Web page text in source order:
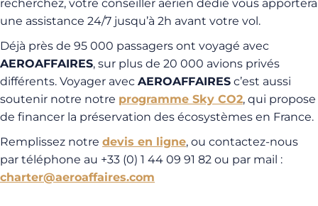
recherchez, votre conseiller aérien dédié vous apportera
une assistance 24/7 jusqu’à 2h avant votre vol.
Déjà près de 95 000 passagers ont voyagé avec
AEROAFFAIRES, sur plus de 20 000 avions privés
différents. Voyager avec AEROAFFAIRES c’est aussi
soutenir notre notre programme Sky CO2, qui propose
de financer la préservation des écosystèmes en France.
Remplissez notre devis en ligne, ou contactez-nous
par téléphone au +33 (0) 1 44 09 91 82 ou par mail :
charter@aeroaffaires.com